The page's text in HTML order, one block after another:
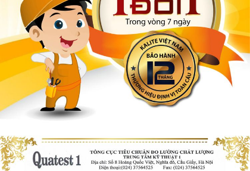
Sự hài lòng của Quý Khách là vô
cùng quan trọng và điều này có
nghĩa là nếu Quý Khách không hài
lòng hoặc sản phẩm giao bị lỗi, sai
với mô tả thì quý Khách có thể trả lại
và được hoàn tiền 100%